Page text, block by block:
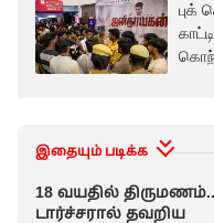
புக்
இதையும் படிக்க
18 வயதில்
டார்ச்சரால் தவறிய